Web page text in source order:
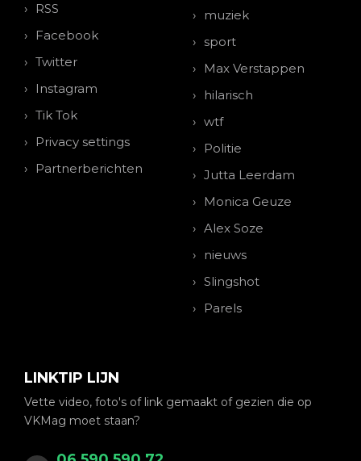
RSS
Facebook
Twitter
Instagram
Tik Tok
Privacy settings
Partnerberichten
muziek
sport
Max Verstappen
hilarisch
wtf
Politie
Jutta Leerdam
Monica Geuze
Alex Soze
nieuws
Slingshot
Parels
LINKTIP LIJN
Vette video, foto's of link gemaakt of gezien die op
VKMag moet staan?